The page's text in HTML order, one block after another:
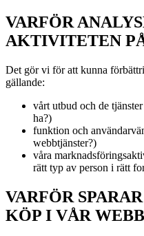
VARFÖR
AKTIVITETEN
Det gör vi för att kunna
gällande:
vårt utbud och de
ha?)
funktion och
webbtjänster?)
våra
rätt typ av person i rätt
VARFÖR
KÖP I VÅR